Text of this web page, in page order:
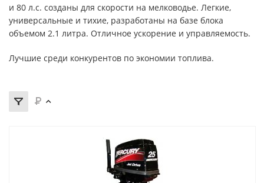
и 80 л.с. созданы для скорости на мелководье. Легкие,
универсальные и тихие, разработаны на базе блока
объемом 2.1 литра. Отличное ускорение и управляемость.
Лучшие среди конкурентов по экономии топлива.